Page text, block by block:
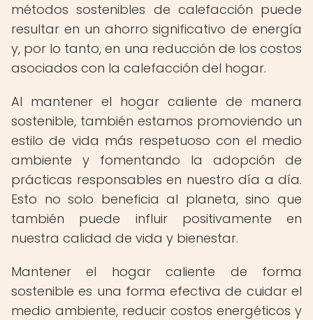
métodos sostenibles de calefacción puede
resultar en un ahorro significativo de energía
y, por lo tanto, en una reducción de los costos
asociados con la calefacción del hogar.
Al mantener el hogar caliente de manera
sostenible, también estamos promoviendo un
estilo de vida más respetuoso con el medio
ambiente y fomentando la adopción de
prácticas responsables en nuestro día a día.
Esto no solo beneficia al planeta, sino que
también puede influir positivamente en
nuestra calidad de vida y bienestar.
Mantener el hogar caliente de forma
sostenible es una forma efectiva de cuidar el
medio ambiente, reducir costos energéticos y